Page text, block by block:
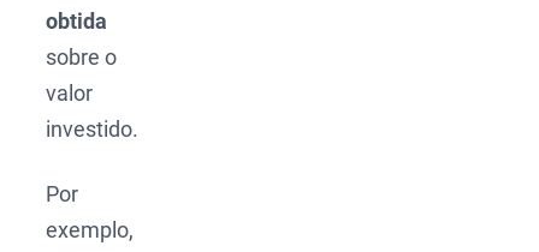
obtida
sobre o
valor
investido.
Por
exemplo,